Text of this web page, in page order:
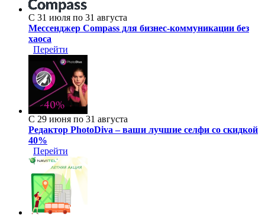
С 31 июля по 31 августа
Мессенджер Compass для бизнес-коммуникации без
хаоса
Перейти
С 29 июня по 31 августа
Редактор PhotoDiva – ваши лучшие селфи со скидкой
40%
Перейти